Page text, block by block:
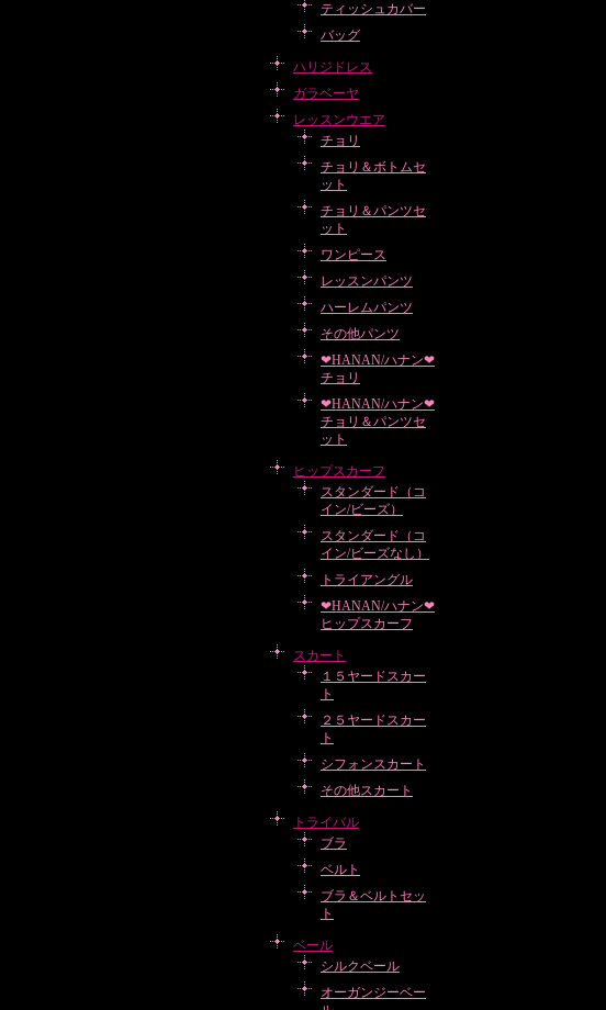
ティッシュカバー
バッグ
ハリジドレス
ガラベーヤ
レッスンウエア
チョリ
チョリ＆ボトムセ
ット
チョリ＆パンツセ
ット
ワンピース
レッスンパンツ
ハーレムパンツ
その他パンツ
❤HANAN/ハナン❤
チョリ
❤HANAN/ハナン❤
チョリ＆パンツセ
ット
ヒップスカーフ
スタンダード（コ
イン/ビーズ）
スタンダード（コ
イン/ビーズなし）
トライアングル
❤HANAN/ハナン❤
ヒップスカーフ
スカート
１５ヤードスカー
ト
２５ヤードスカー
ト
シフォンスカート
その他スカート
トライバル
ブラ
ベルト
ブラ＆ベルトセッ
ト
ベール
シルクベール
オーガンジーベー